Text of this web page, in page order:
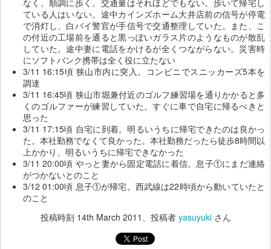
なく、順調に歩く。交通量はそれほどでもない。歩いて帰宅し
ている人はいない。途中カインズホーム大井店前の信号が停電
で消灯し、白バイ警官が手信号で交通整理していた。また、こ
の付近の工場前を通ると黒っぽいガラス片のようなものが散乱
していた。途中妻に電話をかけるが全くつながらない。災害時
にソフトバンク携帯は全く役に立たない
3/11 16:15頃 狭山市内に突入。コンビニでスニッカーズ5本を
調達
3/11 16:45頃 狭山市堀兼付近のゴルフ練習場を通りかかると多
くのゴルファーが練習していた。すぐに車で自宅に帰るべきと
思った
3/11 17:15頃 自宅に到着。明るいうちに帰宅できたのは良かっ
た。本社勤務でなくて良かった。本社勤務だったら徒歩8時間以
上かかり、明るいうちに帰宅できなかった
3/11 20:00頃 やっと妻から固定電話に着信。息子①にまだ連絡
がつかないとのこと
3/12 01:00頃 息子①が帰宅。西武線は22時頃から動いていたと
のこと
投稿時刻 14th March 2011 、投稿者 yasuyukiさん